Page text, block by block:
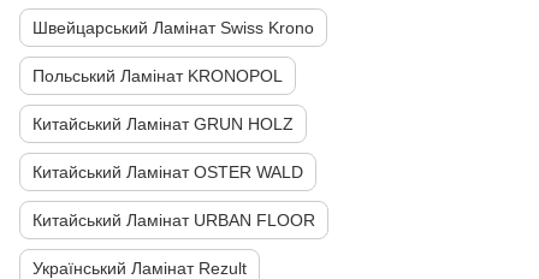
Швейцарський Ламінат Swiss Krono
Польський Ламінат KRONOPOL
Китайський Ламінат GRUN HOLZ
Китайський Ламінат OSTER WALD
Китайський Ламінат URBAN FLOOR
Український Ламінат Rezult